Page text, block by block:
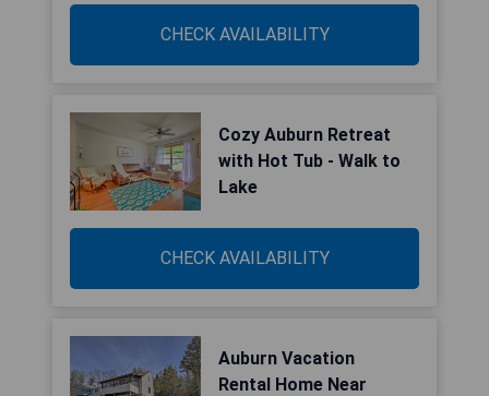
CHECK AVAILABILITY
Cozy Auburn Retreat
with Hot Tub - Walk to
Lake
CHECK AVAILABILITY
Auburn Vacation
Rental Home Near